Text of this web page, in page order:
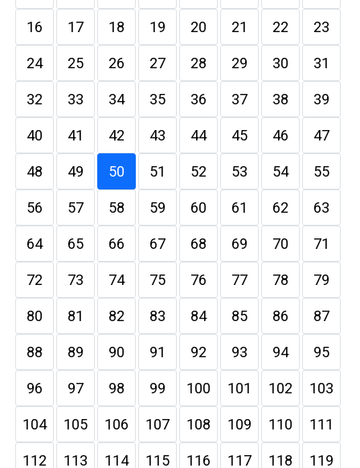
16 17 18 19 20 21 22 23
24 25 26 27 28 29 30 31
32 33 34 35 36 37 38 39
40 41 42 43 44 45 46 47
48 49 50 51 52 53 54 55
56 57 58 59 60 61 62 63
64 65 66 67 68 69 70 71
72 73 74 75 76 77 78 79
80 81 82 83 84 85 86 87
88 89 90 91 92 93 94 95
96 97 98 99 100 101 102 103
104 105 106 107 108 109 110 111
112 113 114 115 116 117 118 119